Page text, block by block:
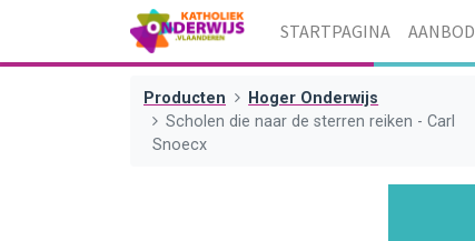
STARTPAGINA AANBOD
Producten
Hoger Onderwijs
Scholen die naar de sterren reiken - Carl
Snoecx